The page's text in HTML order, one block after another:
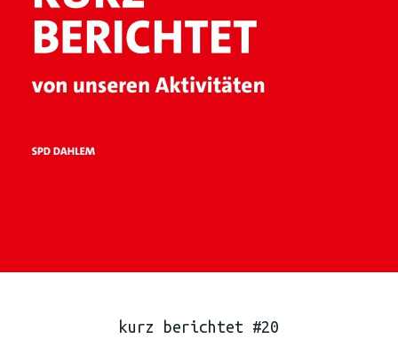
kurz berichtet #20